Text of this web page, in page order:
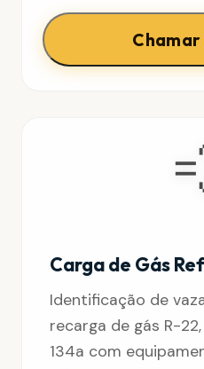
Carga de Gás
Identificação de
recarga de gás R-
134a com